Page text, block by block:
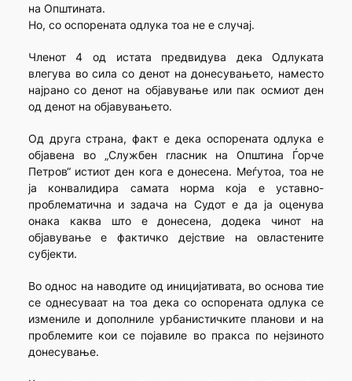
на Општината.
Но, со оспорената одлука тоа не е случај.
Членот 4 од истата предвидува дека Одлуката
влегува во сила со денот на донесувањето, наместо
најрано со денот на објавување или пак осмиот ден
од денот на објавувањето.
Од друга страна, факт е дека оспорената одлука е
објавена во „Службен гласник на Општина Ѓорче
Петров“ истиот ден кога е донесена. Меѓутоа, тоа не
ја конвалидира самата норма која е уставно-
проблематична и задача на Судот е да ја оценува
онака каква што е донесена, додека чинот на
објавување е фактичко дејствие на овластените
субјекти.
Во однос на наводите од иницијативата, во основа тие
се однесуваат на тоа дека со оспорената одлука се
измениле и дополниле урбанистичките планови и на
проблемите кои се појавиле во пракса по нејзиното
донесување.